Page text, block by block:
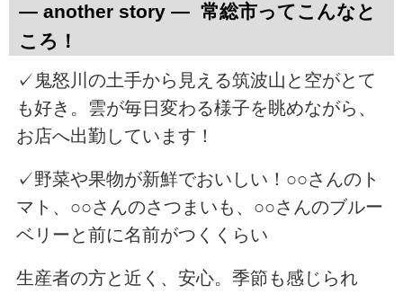
― another story ― 常総市ってこんなと
ころ！
✓鬼怒川の土手から見える筑波山と空がとて
も好き。雲が毎日変わる様子を眺めながら、
お店へ出勤しています！
✓野菜や果物が新鮮でおいしい！○○さんのト
マト、○○さんのさつまいも、○○さんのブルー
ベリーと前に名前がつくくらい
生産者の方と近く、安心。季節も感じられ